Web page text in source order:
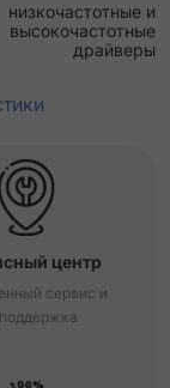
низкочастотные и
высокочастотные
драйверы
центр
сервис и